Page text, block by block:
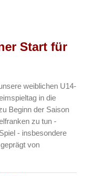
Start für
weiblichen U14-
in die
Beginn der Saison
zu tun -
- insbesondere
von